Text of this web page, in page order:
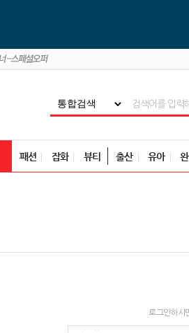
패션 잡화 뷰티 출산 유아
로그인하시